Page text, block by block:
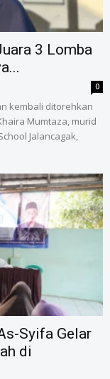
3 Lomba
0
kembali ditorehkan
Mumtaza, murid
Jalancagak,
Syifa Gelar
di